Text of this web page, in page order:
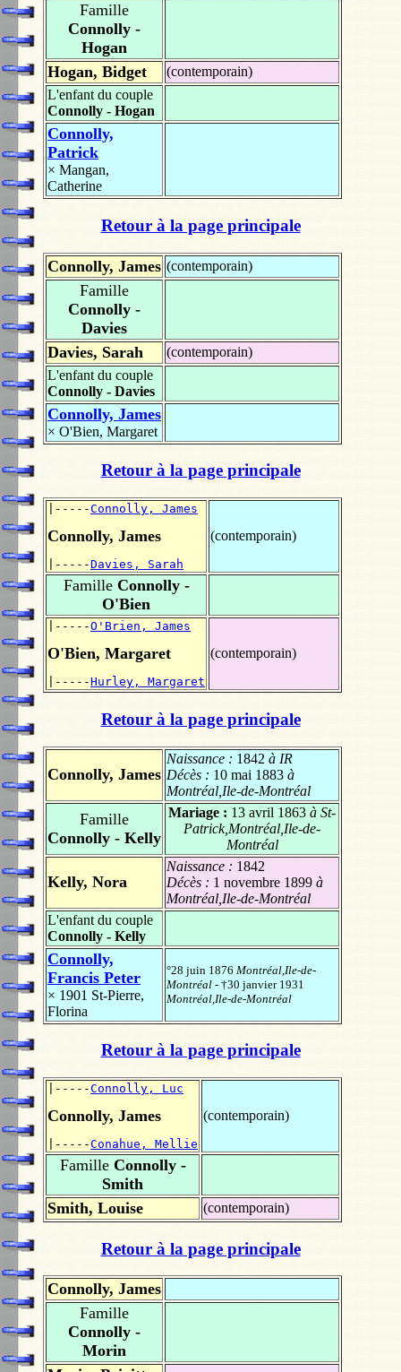
Famille
Connolly -
Hogan
Hogan, Bidget
(contemporain)
L'enfant du couple
Connolly - Hogan
Connolly,
Patrick
× Mangan,
Catherine
Retour à la page principale
Connolly, James (contemporain)
Famille
Connolly -
Davies
Davies, Sarah
(contemporain)
L'enfant du couple
Connolly - Davies
Connolly, James
× O'Bien, Margaret
Retour à la page principale
|-----Connolly, James
Connolly, James
|-----Davies, Sarah
(contemporain)
FamilleConnolly -
O'Bien
|-----O'Brien, James
O'Bien, Margaret
|-----Hurley, Margaret
(contemporain)
Retour à la page principale
Connolly, James
Naissance : 1842 à IR
Décès : 10 mai 1883 à
Montréal,Ile-de-Montréal
Famille
Connolly - Kelly
Mariage : 13 avril 1863 à St-
Patrick,Montréal,Ile-de-
Montréal
Kelly, Nora
Naissance : 1842
Décès : 1 novembre 1899 à
Montréal,Ile-de-Montréal
L'enfant du couple
Connolly - Kelly
Connolly,
Francis Peter
× 1901 St-Pierre,
Florina
°28 juin 1876 Montréal,Ile-de-
Montréal - †30 janvier 1931
Montréal,Ile-de-Montréal
Retour à la page principale
|-----Connolly, Luc
Connolly, James
|-----Conahue, Mellie
(contemporain)
FamilleConnolly -
Smith
Smith, Louise
(contemporain)
Retour à la page principale
Connolly, James
Famille
Connolly -
Morin